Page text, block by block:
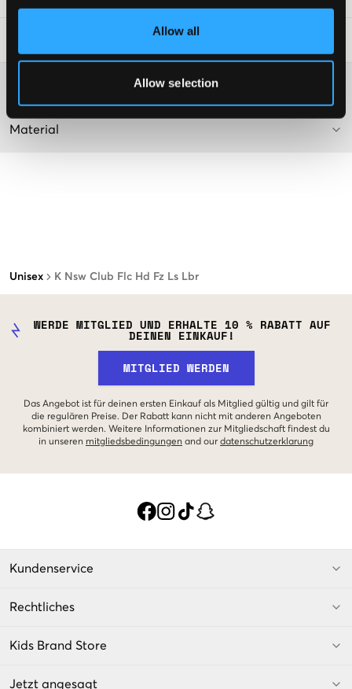
Allow all
Allow selection
Unisex K Nsw Club Flc Hd Fz Ls Lbr
Material
WERDE MITGLIED UND ERHALTE 10 % RABATT AUF
DEINEN EINKAUF!
MITGLIED WERDEN
Das Angebot ist für deinen ersten Einkauf als Mitglied gültig und gilt für
die regulären Preise. Der Rabatt kann nicht mit anderen Angeboten
kombiniert werden. Weitere Informationen zur Mitgliedschaft findest du
in unseren mitgliedsbedingungen and our datenschutzerklarung
Kundenservice
Rechtliches
Kids Brand Store
Jetzt angesagt